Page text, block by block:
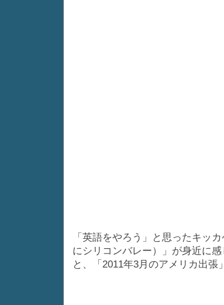
「英語をやろう」と思ったキッ
にシリコンバレー）」が身近に
と、「2011年3月のアメリカ出張